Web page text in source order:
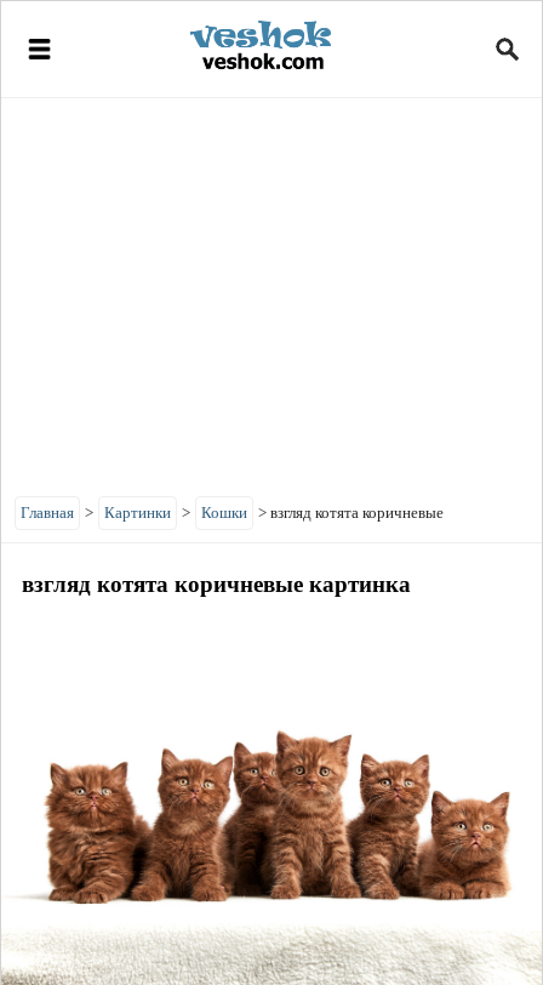
Главная > Картинки > Кошки > взгляд котята коричневые
взгляд котята коричневые картинка